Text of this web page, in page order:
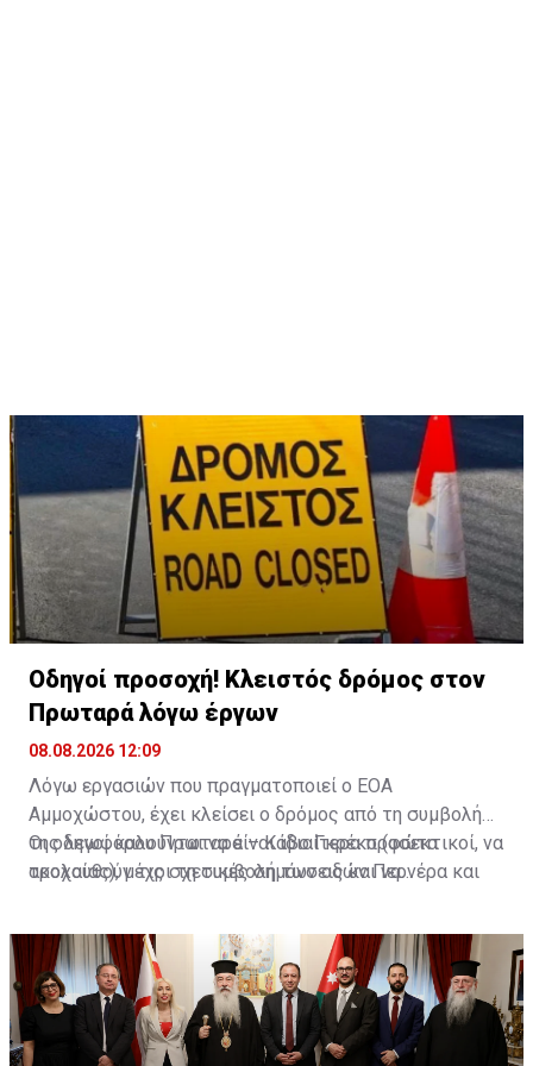
Οδηγοί προσοχή! Κλειστός δρόμος στον
Πρωταρά λόγω έργων
08.08.2026 12:09
Λόγω εργασιών που πραγματοποιεί ο ΕΟΑ
Αμμοχώστου, έχει κλείσει ο δρόμος από τη συμβολή
της λεωφόρου Πρωταρά – Κάβο Γκρέκο (φώτα
τροχαίας), μέχρι τη συμβολή των οδών Περνέρα και
Οι οδηγοί καλούνται να είναι ιδιαίτερα προσεκτικοί, να
ακολουθούν τις σχετικές σημάνσεις και να